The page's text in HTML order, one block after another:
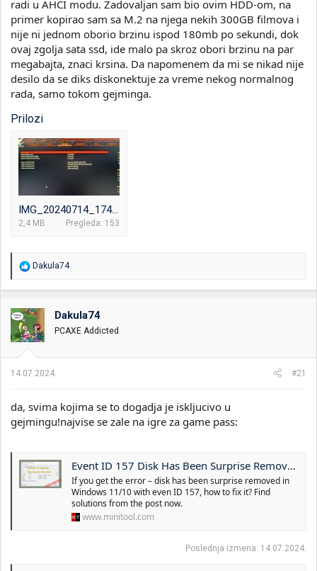
radi u AHCI modu. Zadovaljan sam bio ovim HDD-om, na
primer kopirao sam sa M.2 na njega nekih 300GB filmova i
nije ni jednom oborio brzinu ispod 180mb po sekundi, dok
ovaj zgolja sata ssd, ide malo pa skroz obori brzinu na par
megabajta, znaci krsina. Da napomenem da mi se nikad nije
desilo da se diks diskonektuje za vreme nekog normalnog
rada, samo tokom gejminga.
Prilozi
IMG_20240714_174505.jpg
2,4 MB Pregleda: 153
R
o
a
n
:
Dakula74
Dakula74
PCAXE Addicted
14.07.2024. #21
da, svima kojima se to dogadja je iskljucivo u
gejmingu!najvise se zale na igre za game pass:
Event ID 157 Disk Has Been Surprise Removed – Fix It Now - MiniTool
If you get the error – disk has been surprise removed in
Windows 11/10 with even ID 157, how to fix it? Find
solutions from the post now.
www.minitool.com
Poslednja izmena: 14.07.2024.